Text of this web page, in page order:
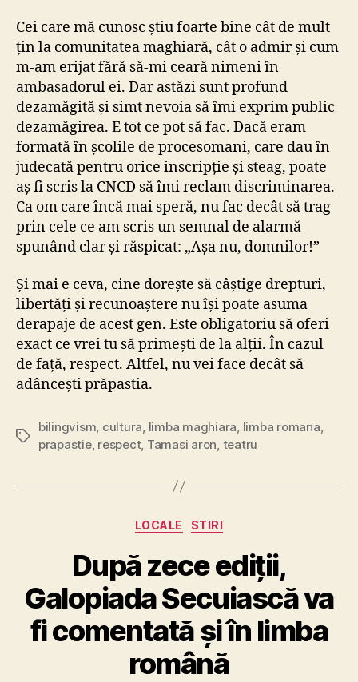
Cei care mă cunosc știu foarte bine cât de mult
țin la comunitatea maghiară, cât o admir și cum
m-am erijat fără să-mi ceară nimeni în
ambasadorul ei. Dar astăzi sunt profund
dezamăgită și simt nevoia să îmi exprim public
dezamăgirea. E tot ce pot să fac. Dacă eram
formată în școlile de procesomani, care dau în
judecată pentru orice inscripție și steag, poate
aș fi scris la CNCD să îmi reclam discriminarea.
Ca om care încă mai speră, nu fac decât să trag
prin cele ce am scris un semnal de alarmă
spunând clar și răspicat: „Așa nu, domnilor!”
Și mai e ceva, cine dorește să câștige drepturi,
libertăți și recunoaștere nu își poate asuma
derapaje de acest gen. Este obligatoriu să oferi
exact ce vrei tu să primești de la alții. În cazul
de față, respect. Altfel, nu vei face decât să
adâncești prăpastia.
Tags
bilingvism, cultura, limba maghiara, limba romana,
prapastie, respect, Tamasi aron, teatru
Categories
LOCALE STIRI
După zece ediții,
Galopiada Secuiască va
fi comentată și în limba
română